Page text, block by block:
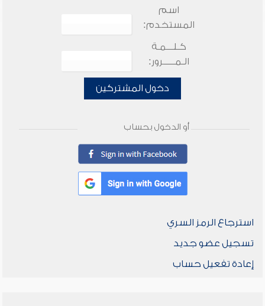
اسم
المستخدم:
كـلـــمـة
الـمـــــرور:
دخول المشتركين
أو الدخول بحساب
استرجاع الرمز السري
تسجيل عضو جديد
إعادة تفعيل حساب